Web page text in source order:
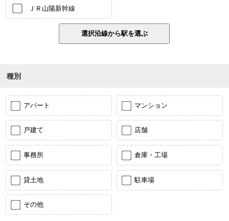
ＪＲ山陽新幹線
種別
アパート マンション
戸建て 店舗
事務所 倉庫・工場
貸土地 駐車場
その他